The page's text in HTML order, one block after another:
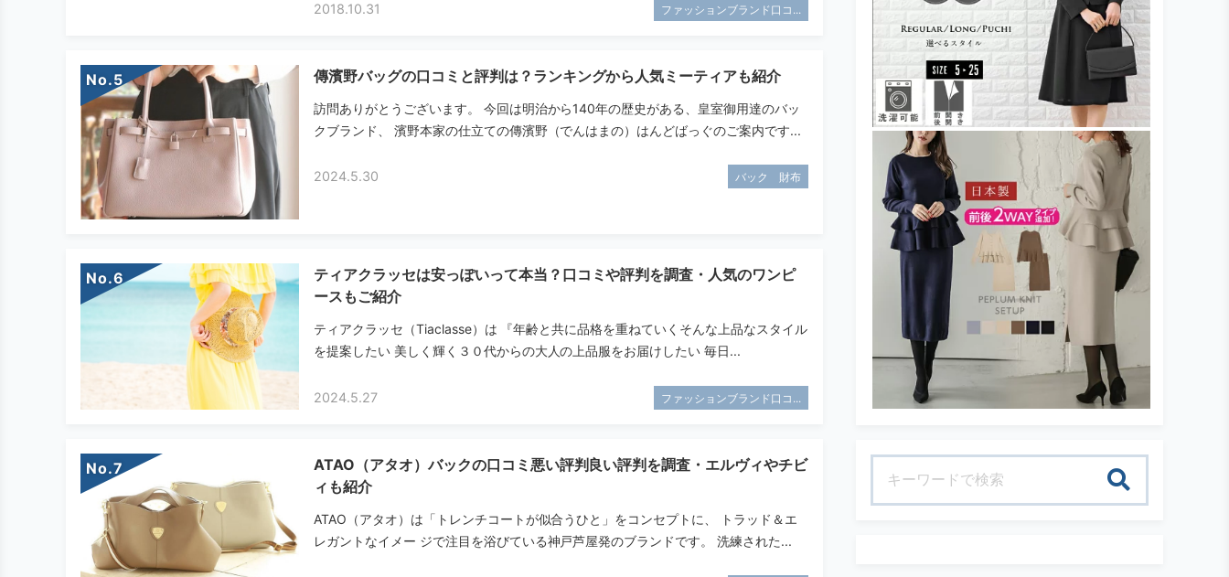
2018.10.31 ファッションブランド口コ...
No. 傳濱野バッグの口コミと評判は？ランキングから人気ミーティアも紹介
訪問ありがとうございます。 今回は明治から140年の歴史がある、皇室御用達のバッ
クブランド、 濱野本家の仕立ての傳濱野（でんはまの）はんどばっぐのご案内です...
2024.5.30 バック 財布
No.
ティアクラッセは安っぽいって本当？口コミや評判を調査・人気のワンピ
ースもご紹介
ティアクラッセ（Tiaclasse）は 『年齢と共に品格を重ねていくそんな上品なスタイル
を提案したい 美しく輝く３０代からの大人の上品服をお届けしたい 毎日...
2024.5.27 ファッションブランド口コ...
No.
ATAO（アタオ）バックの口コミ悪い評判良い評判を調査・エルヴィやチビ
ィも紹介
ATAO（アタオ）は「トレンチコートが似合うひと」をコンセプトに、 トラッド＆エ
レガントなイメー ジで注目を浴びている神戸芦屋発のブランドです。 洗練された...